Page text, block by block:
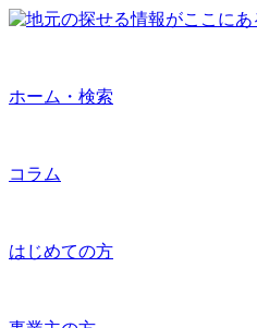
ホーム・検索
コラム
はじめての方